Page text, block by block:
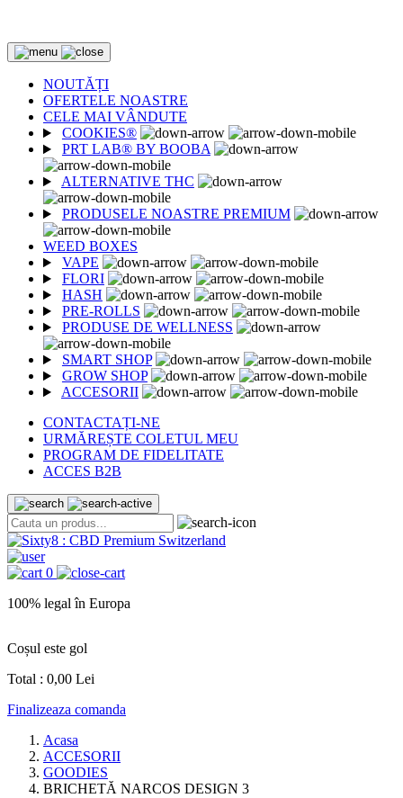
NOUTĂȚI
OFERTELE NOASTRE
CELE MAI VÂNDUTE
COOKIES®
PRT LAB® BY BOOBA
ALTERNATIVE THC
PRODUSELE NOASTRE PREMIUM
WEED BOXES
VAPE
FLORI
HASH
PRE-ROLLS
PRODUSE DE WELLNESS
SMART SHOP
GROW SHOP
ACCESORII
CONTACTAȚI-NE
URMĂREȘTE COLETUL MEU
PROGRAM DE FIDELITATE
ACCES B2B
0
100% legal în Europa
Coșul este gol
Total : 0,00 Lei
Finalizeaza comanda
Acasa
ACCESORII
GOODIES
BRICHETĂ NARCOS DESIGN 3